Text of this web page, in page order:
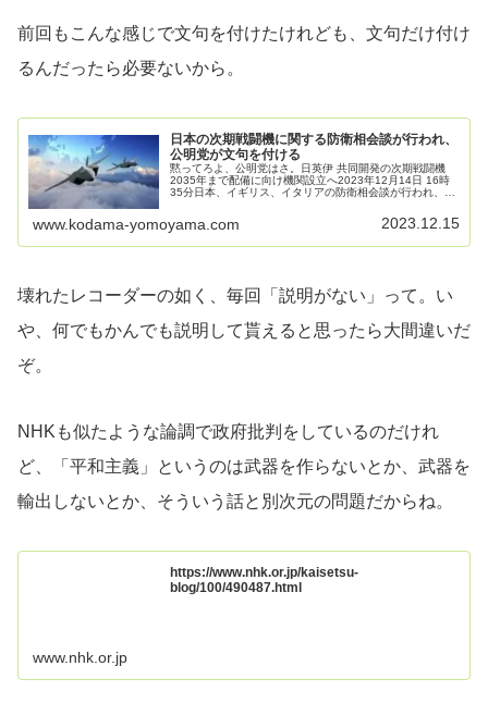
前回もこんな感じで文句を付けたけれども、文句だけ付け
るんだったら必要ないから。
日本の次期戦闘機に関する防衛相会談が行われ、
公明党が文句を付ける
黙ってろよ、公明党はさ。日英伊 共同開発の次期戦闘機
2035年まで配備に向け機関設立へ2023年12月14日 16時
35分日本、イギリス、イタリアの防衛相会談が行われ、3
www.kodama-yomoyama.com 2023.12.15
壊れたレコーダーの如く、毎回「説明がない」って。い
や、何でもかんでも説明して貰えると思ったら大間違いだ
ぞ。
NHKも似たような論調で政府批判をしているのだけれ
ど、「平和主義」というのは武器を作らないとか、武器を
輸出しないとか、そういう話と別次元の問題だからね。
https://www.nhk.or.jp/kaisetsu-
blog/100/490487.html
www.nhk.or.jp